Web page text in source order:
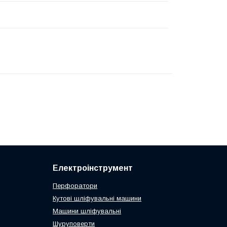
Електроінструмент
Перфоратори
Кутові шліфувальні машини
Машини шліфувальні
Шуруповерти